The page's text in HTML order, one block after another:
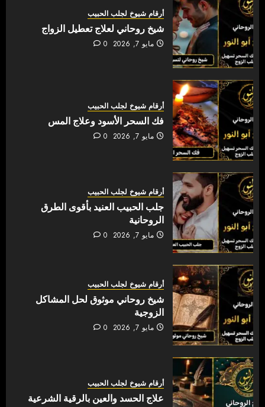
أرقام شيوخ لجلب الحبيب
شيخ روحاني لعلاج تعطيل الزواج
مايو 7, 2026 0
أرقام شيوخ لجلب الحبيب
فك السحر الأسود وعلاج المس
مايو 7, 2026 0
أرقام شيوخ لجلب الحبيب
جلب الحبيب العنيد بأقوى الطرق
الروحانية
مايو 7, 2026 0
أرقام شيوخ لجلب الحبيب
شيخ روحاني موثوق لحل المشاكل
الزوجية
مايو 7, 2026 0
أرقام شيوخ لجلب الحبيب
علاج الحسد والعين بالرقية الشرعية